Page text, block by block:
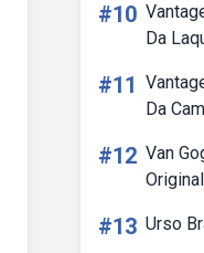
#10
Da
#11
Da
#12 Van
Original
#13 Urso